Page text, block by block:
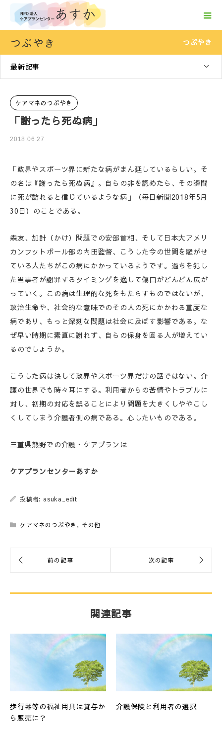
つぶやき つぶやき
最新記事
ケアマネのつぶやき
「謝ったら死ぬ病」
2018.06.27
「政界やスポーツ界に新たな病がまん延しているらしい。そ
の名は『謝ったら死ぬ病』。自らの非を認めたら、その瞬間
に死が訪れると信じているような病」（毎日新聞2018年5月
30日）のことである。
森友、加計（かけ）問題での安部首相、そして日本大アメリ
カンフットボール部の内田監督、こうした今の世間を騒がせ
ている人たちがこの病にかかっているようです。過ちを犯し
た当事者が謝罪するタイミングを逸して傷口がどんどん広が
っていく。この病は生理的な死をもたらすものではないが、
政治生命や、社会的な意味でのその人の死にかかわる重度な
病であり、もっと深刻な問題は社会に及ぼす影響である。な
ぜ早い時期に素直に謝れず、自らの保身を図る人が増えてい
るのでしょうか。
こうした病は決して政界やスポーツ界だけの話ではない。介
護の世界でも時々耳にする。利用者からの苦情やトラブルに
対し、初期の対応を誤ることにより問題を大きくしややこし
くしてしまう介護者側の病である。心したいものである。
三重県熊野での介護・ケアプランは
ケアプランセンターあすか
投稿者: asuka_edit
ケアマネのつぶやき , その他
関連記事
歩行器等の福祉用具は貸与か
ら販売に？
介護保険と利用者の選択